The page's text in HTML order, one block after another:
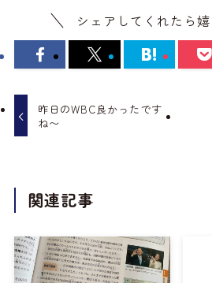
シェアしてくれたら嬉
昨日のWBC良かったです
ね〜
関連記事